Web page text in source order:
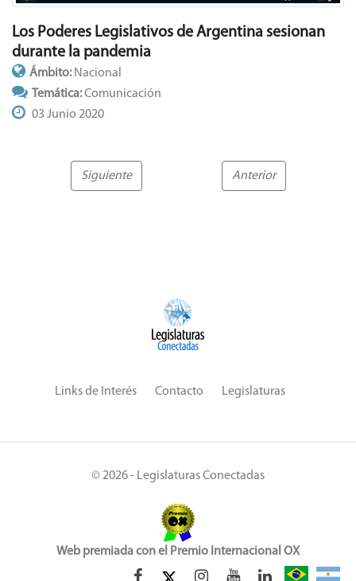
Los Poderes Legislativos de Argentina sesionan
durante la pandemia
Ámbito:Nacional
Temática:Comunicación
03 Junio 2020
Siguiente Anterior
Links de Interés Contacto Legislaturas
© 2026 - Legislaturas Conectadas
Web premiada con el Premio Internacional OX